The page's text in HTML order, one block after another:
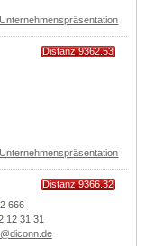
Distanz 9362.53
Distanz 9366.32
666
12 31 31